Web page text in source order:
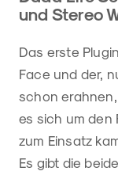
und Stereo
Das erste
Face und der,
schon
es sich um den
zum Einsatz
Es gibt die